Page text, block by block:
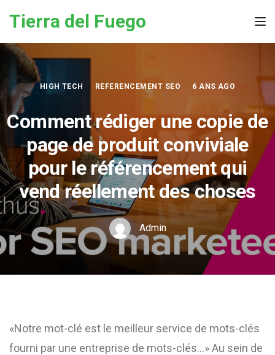
Tierra del Fuego
HIGH TECH REFERENCEMENT SEO 6 ANS AGO
Comment rédiger une copie de
page de produit conviviale
pour le référencement qui
vend réellement des choses
Admin
«Notre mot-clé est le meilleur service de mots-clés
fourni par une entreprise de mots-clés…» Au sein de